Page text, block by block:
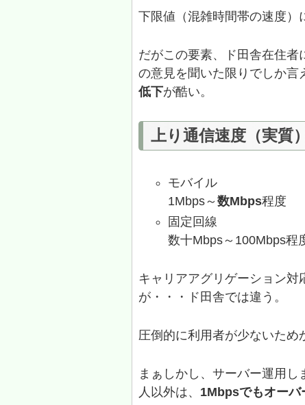
下限値（混雑時間帯の速度）
だがこの要素、ド田舎在住
の意見を聞いた限りでしか言
低下が酷い。
上り通信速度（実質）
モバイル
1Mbps～数Mbps程度
固定回線
数十Mbps～100Mbps程
キャリアアグリゲーション
が・・・ド田舎では違う。
圧倒的に利用者が少ないため
まぁしかし、サーバー運用
人以外は、 1Mbpsでもオーバ